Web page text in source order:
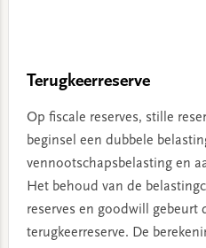
Terugkeerreserve
Op fiscale reserves, stille
beginsel een dubbele
vennootschapsbelasting en
Het behoud van de
reserves en goodwill gebeurt
terugkeerreserve. De